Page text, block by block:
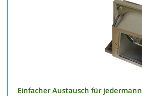
Einfacher Austausch für jedermann